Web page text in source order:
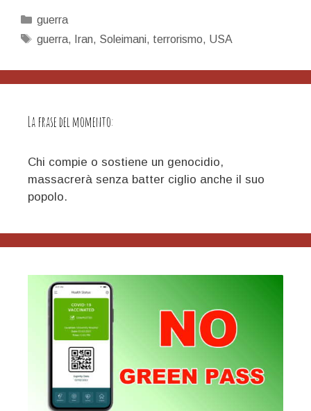
una
guerra
Categorie
guerra
Tag
guerra, Iran, Soleimani, terrorismo, USA
La frase del momento:
Chi compie o sostiene un genocidio,
massacrerà senza batter ciglio anche il suo
popolo.